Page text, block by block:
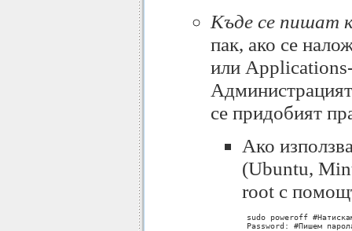
Къде се пишат
пак, ако се
или
се придобият
Aко
(Ubuntu,
root с
sudo poweroff
Password: #Пишем